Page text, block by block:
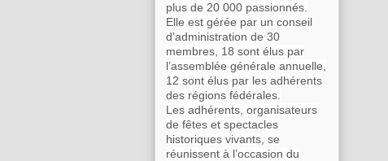
plus de 20 000 passionnés.
Elle est gérée par un conseil
d’administration de 30
membres, 18 sont élus par
l’assemblée générale annuelle,
12 sont élus par les adhérents
des régions fédérales.
Les adhérents, organisateurs
de fêtes et spectacles
historiques vivants, se
réunissent à l’occasion du